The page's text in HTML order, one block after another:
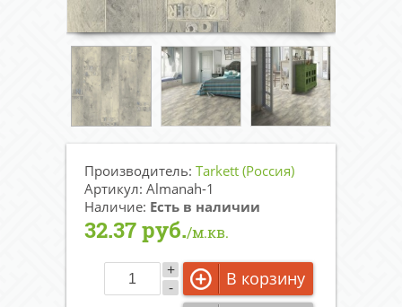
Производитель: Tarkett (Россия)
Артикул: Almanah-1
Наличие: Есть в наличии
32.37 руб./м.кв.
-
+ В корзину